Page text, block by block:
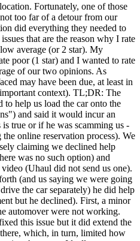
Fortunately, one of those
too far of a detour from our
did everything they needed to
that are the reason why I rate
average (or 2 star). My
poor (1 star) and I wanted to rate
of our two opinions. As
may have been due, at least in
context). TL;DR: The
help us load the car onto the
and said it would incur an
true or if he was scamming us -
online reservation process). We
claiming we declined help
was no such option) and
(Uhaul did not send us one).
(and us saying we were going
the car separately) he did help
but he declined). First, a minor
automover were not working.
this issue but it did extend the
which, in turn, limited how